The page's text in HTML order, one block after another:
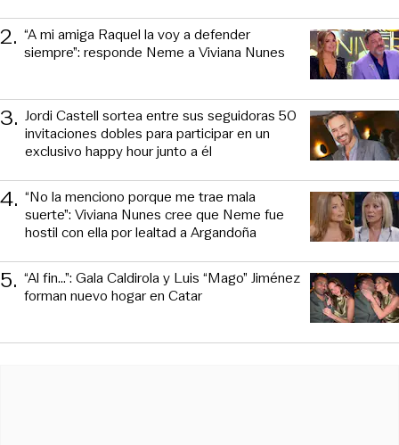
2. “A mi amiga Raquel la voy a defender
siempre”: responde Neme a Viviana Nunes
3. Jordi Castell sortea entre sus seguidoras 50
invitaciones dobles para participar en un
exclusivo happy hour junto a él
4. “No la menciono porque me trae mala
suerte”: Viviana Nunes cree que Neme fue
hostil con ella por lealtad a Argandoña
5. “Al fin…”: Gala Caldirola y Luis “Mago” Jiménez
forman nuevo hogar en Catar